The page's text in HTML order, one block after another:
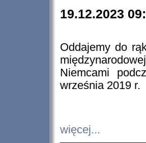
19.12.2023
Oddajemy do
Niemcami
września 2019 r.
więcej...